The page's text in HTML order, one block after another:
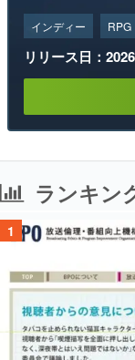
インディー RPG
リリース日：
ランキン
1